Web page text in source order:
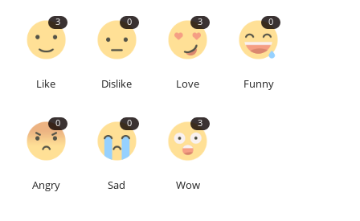
3
Like
0
Dislike
3
Love
0
Funny
0
Angry
0
Sad
3
Wow